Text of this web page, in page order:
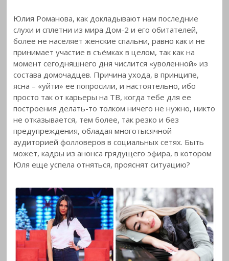
Юлия Романова, как докладывают нам последние
слухи и сплетни из мира Дом-2 и его обитателей,
более не населяет женские спальни, равно как и не
принимает участие в съёмках в целом, так как на
момент сегодняшнего дня числится «уволенной» из
состава домочадцев. Причина ухода, в принципе,
ясна – «уйти» ее попросили, и настоятельно, ибо
просто так от карьеры на ТВ, когда тебе для ее
построения делать-то толком ничего не нужно, никто
не отказывается, тем более, так резко и без
предупреждения, обладая многотысячной
аудиторией фолловеров в социальных сетях. Быть
может, кадры из анонса грядущего эфира, в котором
Юля еще успела отняться, прояснят ситуацию?